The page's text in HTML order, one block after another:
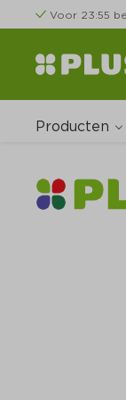
Voor 23:55
Producten